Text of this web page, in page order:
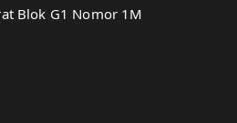
Blok G1 Nomor 1M